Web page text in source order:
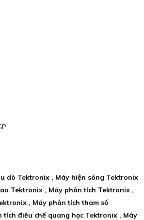
dò Tektronix , Máy hiện sóng Tektronix
Tektronix , Máy phân tích Tektronix ,
, Máy phân tích tham số
tích điều chế quang học Tektronix , Máy